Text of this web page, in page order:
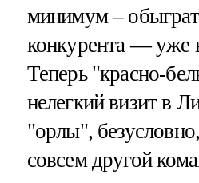
минимум –
конкурента — уже
Теперь "красно-
нелегкий визит в
"орлы",
совсем другой